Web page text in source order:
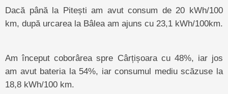
Dacă până la Pitești am avut consum de 20 kWh/100
km, după urcarea la Bâlea am ajuns cu 23,1 kWh/100km.
Am început coborârea spre Cârțișoara cu 48%, iar jos
am avut bateria la 54%, iar consumul mediu scăzuse la
18,8 kWh/100 km.